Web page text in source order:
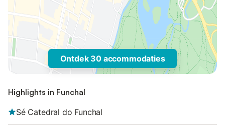
Ontdek 30 accommodaties
Highlights in Funchal
Sé Catedral do Funchal